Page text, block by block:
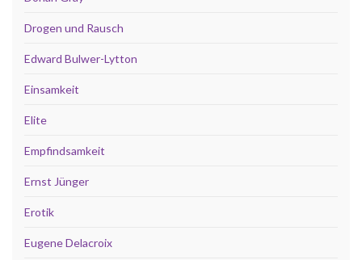
Drogen und Rausch
Edward Bulwer-Lytton
Einsamkeit
Elite
Empfindsamkeit
Ernst Jünger
Erotik
Eugene Delacroix